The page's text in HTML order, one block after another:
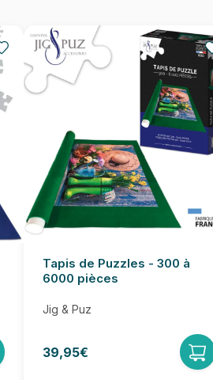
Tapis de Puzzles - 300 à
6000 pièces
Jig & Puz
39,95€